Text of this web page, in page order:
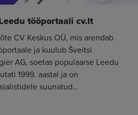
tööportaali cv.lt
CV Keskus OÜ, mis arendab
ja kuulub Šveitsi
AG, soetas populaarse Leedu
1999. aastal ja on
suunatud...